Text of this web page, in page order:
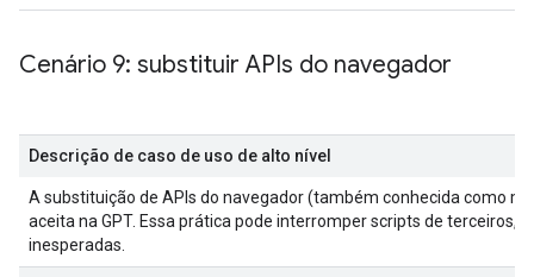
Cenário 9: substituir APIs do navegador
Descrição de caso de uso de alto nível
A substituição de APIs do navegador (também conhecida como
aceita na GPT. Essa prática pode interromper scripts de terceiros,
inesperadas.